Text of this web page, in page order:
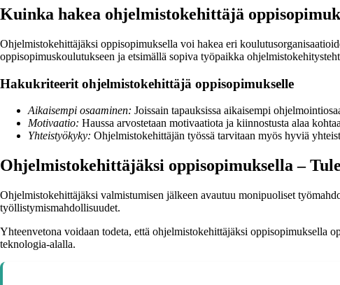
Kuinka hakea ohjelmistokehittäjä
Ohjelmistokehittäjäksi oppisopimuksella voi hakea eri
oppisopimuskoulutukseen ja etsimällä sopiva työpaikka
Hakukriteerit ohjelmistokehittäjä oppisopimukselle
Aikaisempi osaaminen: Joissain tapauksissa aikaisempi
Motivaatio: Haussa arvostetaan motivaatiota ja kiinnostusta alaa
Yhteistyökyky: Ohjelmistokehittäjän työssä tarvitaan myös hyviä
Ohjelmistokehittäjäksi oppisopimuksella –
Ohjelmistokehittäjäksi valmistumisen jälkeen avautuu monipuoliset
työllistymismahdollisuudet.
Yhteenvetona voidaan todeta, että ohjelmistokehittäjäksi oppisopimuksella
teknologia-alalla.